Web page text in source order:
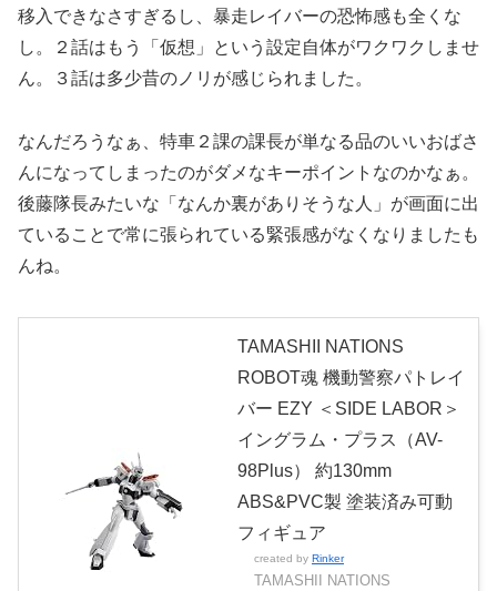
移入できなさすぎるし、暴走レイバーの恐怖感も全くな
し。２話はもう「仮想」という設定自体がワクワクしませ
ん。３話は多少昔のノリが感じられました。
なんだろうなぁ、特車２課の課長が単なる品のいいおばさ
んになってしまったのがダメなキーポイントなのかなぁ。
後藤隊長みたいな「なんか裏がありそうな人」が画面に出
ていることで常に張られている緊張感がなくなりましたも
んね。
TAMASHII NATIONS
ROBOT魂 機動警察パトレイ
バー EZY ＜SIDE LABOR＞
イングラム・プラス（AV-
98Plus） 約130mm
ABS&PVC製 塗装済み可動
フィギュア
created by Rinker
TAMASHII NATIONS